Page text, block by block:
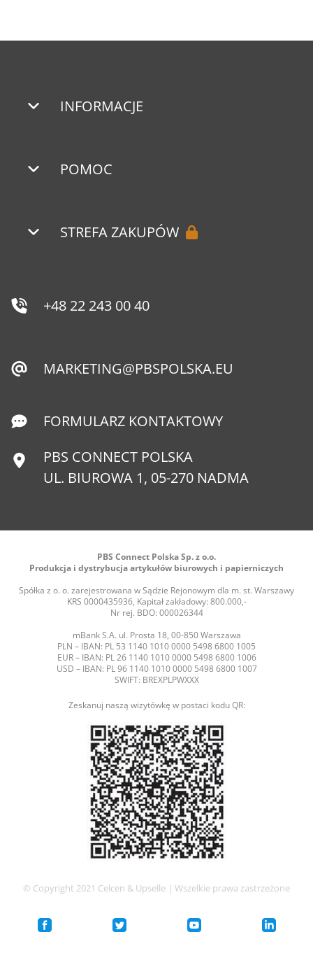
INFORMACJE
POMOC
STREFA ZAKUPÓW
+48 22 243 00 40
MARKETING@PBSPOLSKA.EU
FORMULARZ KONTAKTOWY
PBS CONNECT POLSKA
UL. BIUROWA 1, 05-270 NADMA
PBS Connect Polska Sp. z o.o.
Produkcja i dystrybucja artykułów biurowych i papierniczych
Spółka z o. o. zarejestrowana w Sądzie Rejonowym dla m. st. Warszawy
KRS 0000435936, Kapitał zakładowy: 800.000,-
Nr rej. BDO: 000026344
mBank S.A. ul. Prosta 18, 00-850 Warszawa
PLN – IBAN: PL 53 1140 1010 0000 5498 6800 1005
EUR – IBAN: PL 26 1140 1010 0000 5498 6800 1006
USD – IBAN: PL 96 1140 1010 0000 5498 6800 1007
SWIFT: BREXPLPWXXX
Zeskanuj naszą wizytówkę w postaci kodu QR:
© Copyright 2021 Celcen & Upselle | Wszelkie prawa zastrzeżone